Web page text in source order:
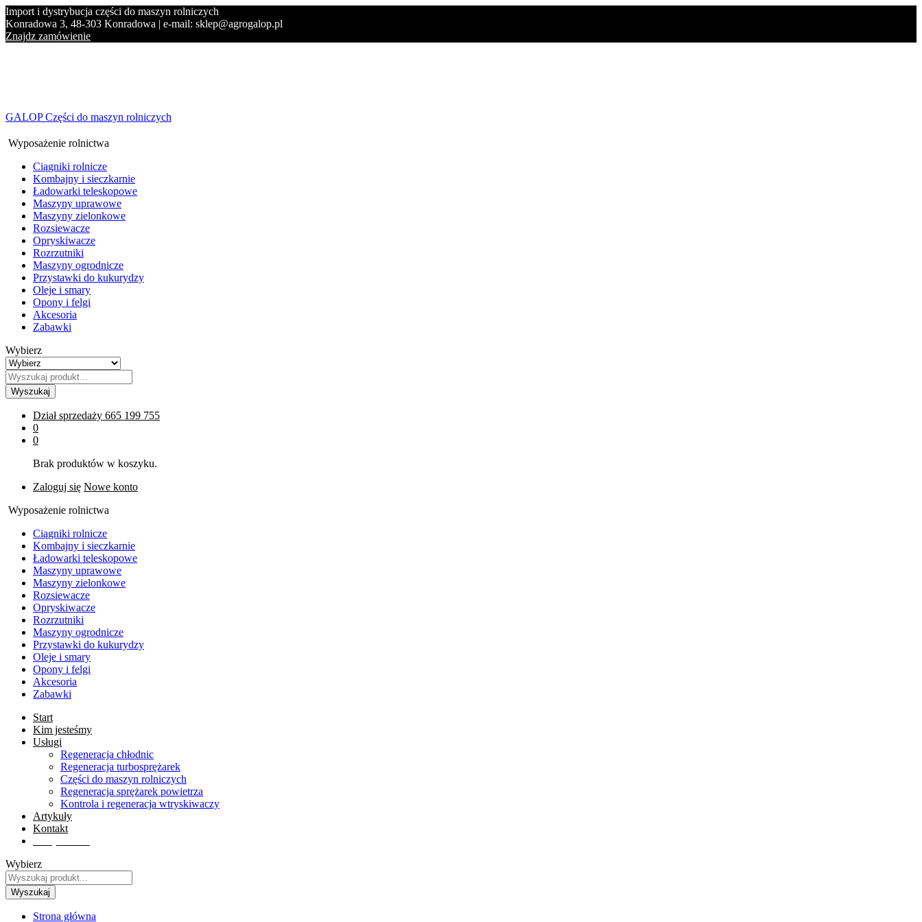
Import i dystrybucja części do maszyn rolniczych
Konradowa 3, 48-303 Konradowa | e-mail: sklep@agrogalop.pl
Znajdz zamówienie
GALOP Części do maszyn rolniczych
Wyposażenie rolnictwa
Ciągniki rolnicze
Kombajny i sieczkarnie
Ładowarki teleskopowe
Maszyny uprawowe
Maszyny zielonkowe
Rozsiewacze
Opryskiwacze
Rozrzutniki
Maszyny ogrodnicze
Przystawki do kukurydzy
Oleje i smary
Opony i felgi
Akcesoria
Zabawki
Wybierz
Wyszukaj
Dział sprzedaży 665 199 755
0
0
Brak produktów w koszyku.
Zaloguj się Nowe konto
Wyposażenie rolnictwa
Ciągniki rolnicze
Kombajny i sieczkarnie
Ładowarki teleskopowe
Maszyny uprawowe
Maszyny zielonkowe
Rozsiewacze
Opryskiwacze
Rozrzutniki
Maszyny ogrodnicze
Przystawki do kukurydzy
Oleje i smary
Opony i felgi
Akcesoria
Zabawki
Start
Kim jesteśmy
Usługi
Regeneracja chłodnic
Regeneracja turbosprężarek
Części do maszyn rolniczych
Regeneracja sprężarek powietrza
Kontrola i regeneracja wtryskiwaczy
Artykuły
Kontakt
Wybierz
Wyszukaj
Strona główna